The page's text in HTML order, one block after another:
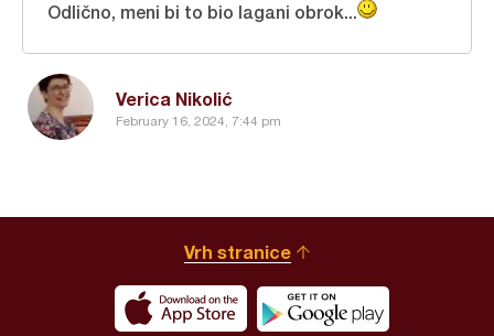
Verica Nikolić
February 16, 2024, 7:44 pm
Odlično, meni bi to bio lagani obrok...
Vrh stranice